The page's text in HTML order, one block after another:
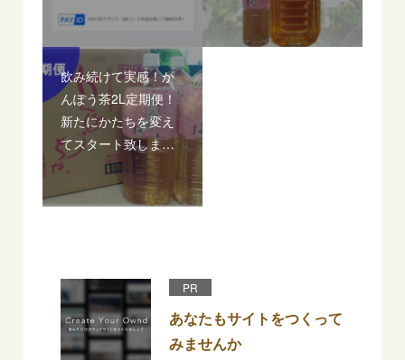
飲み続けて実感！か
んぽう茶2L定期便！
新たにかたちを変え
てスタート致しま…
PR
あなたもサイトをつくって
みませんか